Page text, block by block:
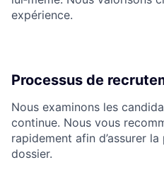
expérience.
Processus de
Nous examinons les
continue. Nous vous
rapidement afin d’assurer
dossier.